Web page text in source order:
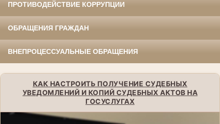
ПРОТИВОДЕЙСТВИЕ КОРРУПЦИИ
ОБРАЩЕНИЯ ГРАЖДАН
ВНЕПРОЦЕССУАЛЬНЫЕ ОБРАЩЕНИЯ
КАК НАСТРОИТЬ ПОЛУЧЕНИЕ СУДЕБНЫХ
УВЕДОМЛЕНИЙ И КОПИЙ СУДЕБНЫХ АКТОВ НА
ГОСУСЛУГАХ